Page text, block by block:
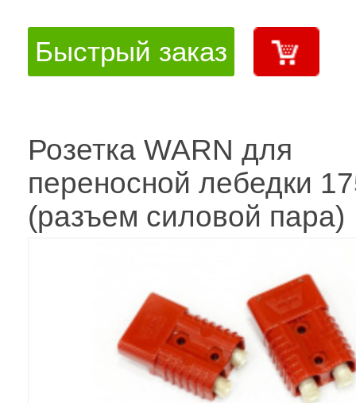
Быстрый заказ
Розетка WARN для
переносной лебедки
(разъем силовой пара)